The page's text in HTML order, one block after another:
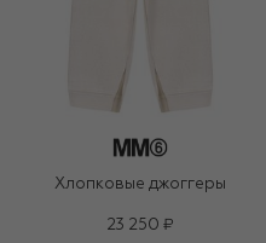
Хлопковые джоггеры
23 250 ₽